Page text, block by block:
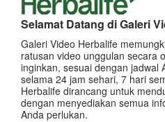
Selamat Datang di Galeri
Galeri Video Herbalife
ratusan video unggulan secara
inginkan, sesuai dengan jadwal
selama 24 jam sehari, 7 hari
Herbalife dirancang untuk
dengan menyediakan semua
Anda perlukan.
Panduan klaim Penghasilan